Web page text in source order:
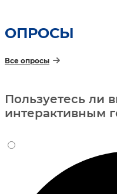
ОПРОСЫ
Все опросы
Пользуетесь ли
интерактивным